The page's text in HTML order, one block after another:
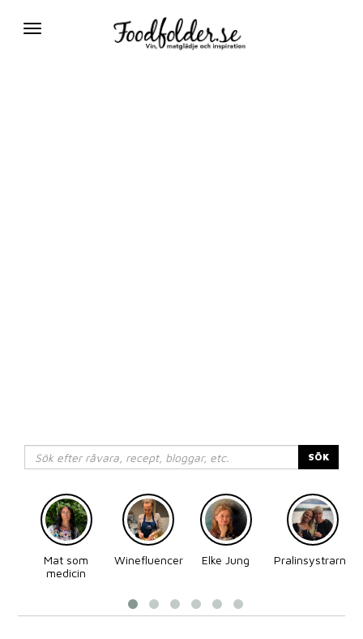
Växla
SÖK
Mat som
medicin
Winefluencer Elke Jung
Pralinsystrarna